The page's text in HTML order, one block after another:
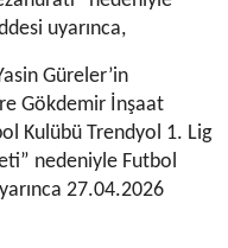
uyarınca,
Güreler’in
Gökdemir İnşaat
Kulübü Trendyol 1. Lig
nedeniyle Futbol
27.04.2026